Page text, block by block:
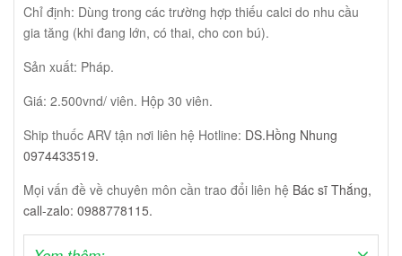
Chỉ định: Dùng trong các trường hợp thiếu calci do nhu cầu
gia tăng (khi đang lớn, có thai, cho con bú).
Sản xuất: Pháp.
Giá: 2.500vnd/ viên. Hộp 30 viên.
Ship thuốc ARV tận nơi liên hệ Hotline: DS.Hồng Nhung
0974433519.
Mọi vấn đề về chuyên môn cần trao đổi liên hệ Bác sĩ Thắng,
call-zalo: 0988778115.